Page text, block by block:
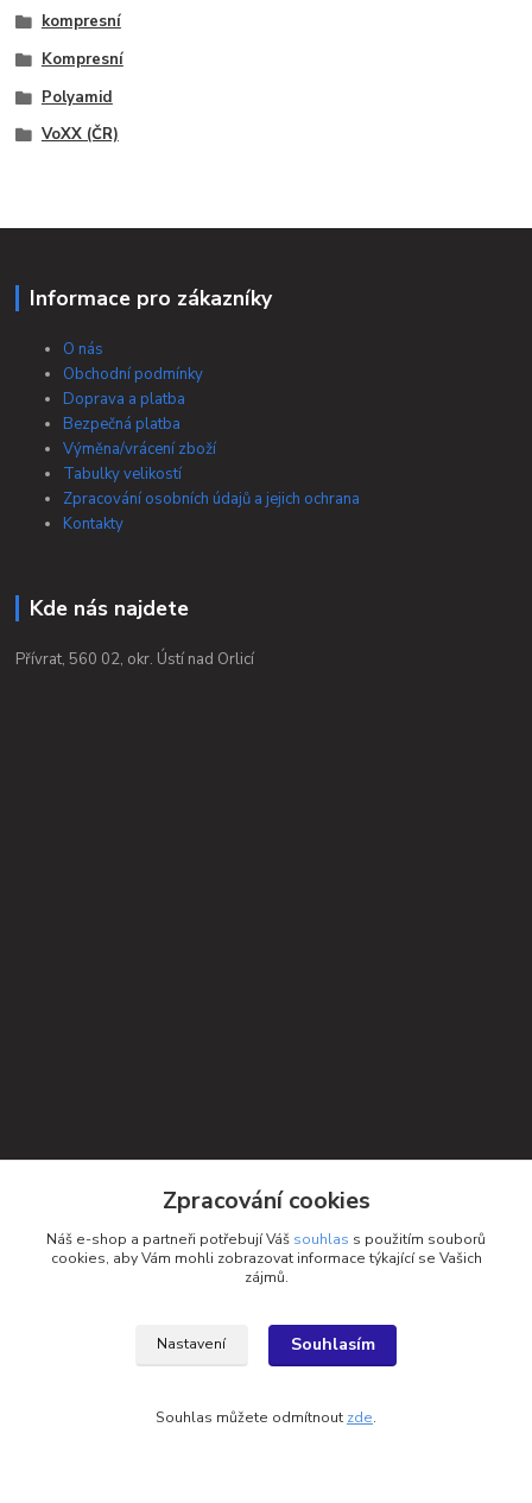
kompresní
Kompresní
Polyamid
VoXX (ČR)
Informace pro zákazníky
O nás
Obchodní podmínky
Doprava a platba
Bezpečná platba
Výměna/vrácení zboží
Tabulky velikostí
Zpracování osobních údajů a jejich ochrana
Kontakty
Kde nás najdete
Přívrat, 560 02, okr. Ústí nad Orlicí
+420 732 552 122
Zpracování cookies
Náš e-shop a partneři potřebují Váš souhlas s použitím souborů
cookies, aby Vám mohli zobrazovat informace týkající se Vašich
zájmů.
Nastavení Souhlasím
Souhlas můžete odmítnout zde.